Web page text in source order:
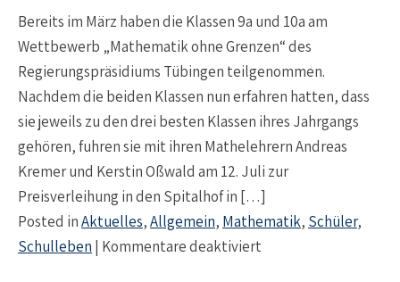
Bereits im März haben die Klassen 9a und 10a am
Wettbewerb „Mathematik ohne Grenzen“ des
Regierungspräsidiums Tübingen teilgenommen.
Nachdem die beiden Klassen nun erfahren hatten, dass
sie jeweils zu den drei besten Klassen ihres Jahrgangs
gehören, fuhren sie mit ihren Mathelehrern Andreas
Kremer und Kerstin Oßwald am 12. Juli zur
Preisverleihung in den Spitalhof in […]
Posted inAktuelles,Allgemein, Mathematik, Schüler,
Schulleben | Kommentare deaktiviert